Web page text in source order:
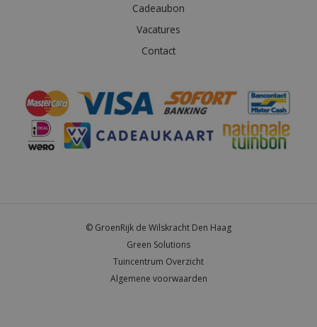
Cadeaubon
Vacatures
Contact
© GroenRijk de Wilskracht Den Haag
Green Solutions
Tuincentrum Overzicht
Algemene voorwaarden